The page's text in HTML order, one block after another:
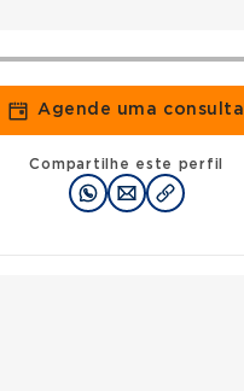
Agende uma consulta
Compartilhe este perfil